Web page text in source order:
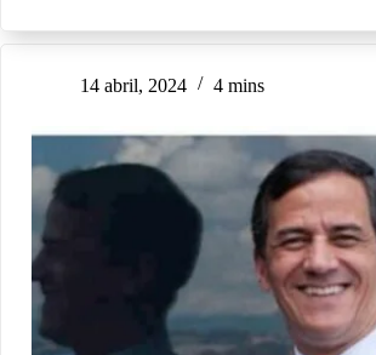
14 abril, 2024 4 mins